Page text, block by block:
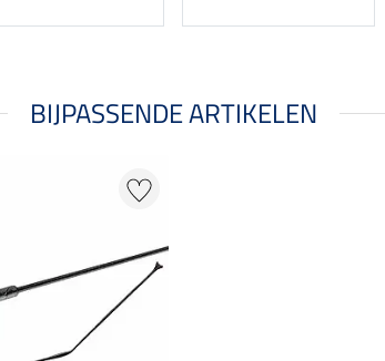
BIJPASSENDE ARTIKELEN